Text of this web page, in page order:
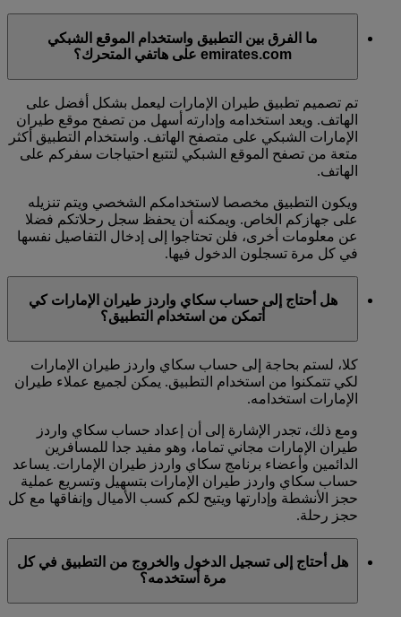
ما الفرق بين التطبيق واستخدام الموقع الشبكي
emirates.com على هاتفي المتحرك؟
تم تصميم تطبيق طيران الإمارات ليعمل بشكل أفضل على
الهاتف. ويعد استخدامه وإدارته أسهل من تصفح موقع طيران
الإمارات الشبكي على متصفح الهاتف. واستخدام التطبيق أكثر
متعة من تصفح الموقع الشبكي لتتبع احتياجات سفركم على
الهاتف.
ويكون التطبيق مخصصا لاستخدامكم الشخصي ويتم تنزيله
على جهازكم الخاص. ويمكنه أن يحفظ سجل رحلاتكم فضلا
عن معلومات أخرى، فلن تحتاجوا إلى إدخال التفاصيل نفسها
في كل مرة تسجلون الدخول فيها.
هل أحتاج إلى حساب سكاي واردز طيران الإمارات كي
أتمكن من استخدام التطبيق؟
كلا، لستم بحاجة إلى حساب سكاي واردز طيران الإمارات
لكي تتمكنوا من استخدام التطبيق. يمكن لجميع عملاء طيران
الإمارات استخدامه.
ومع ذلك، تجدر الإشارة إلى أن إعداد حساب سكاي واردز
طيران الإمارات مجاني تماما، وهو مفيد جدا للمسافرين
الدائمين وأعضاء برنامج سكاي واردز طيران الإمارات. يساعد
حساب سكاي واردز طيران الإمارات بتسهيل وتسريع عملية
حجز الأنشطة وإدارتها ويتيح لكم كسب الأميال وإنفاقها مع كل
حجز رحلة.
هل أحتاج إلى تسجيل الدخول والخروج من التطبيق في كل
مرة أستخدمه؟